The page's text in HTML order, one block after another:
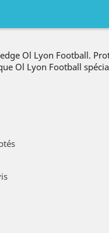
Ol Lyon Football.
Ol Lyon Football